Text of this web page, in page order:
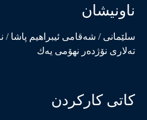
ناونیشان
سلێمانی / شەقامی ئیبراهیم پاشا
تەلاری نۆژدەر نهۆمی یەك
کاتی کارکردن